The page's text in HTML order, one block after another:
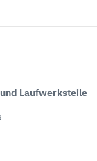
Laufwerksteile